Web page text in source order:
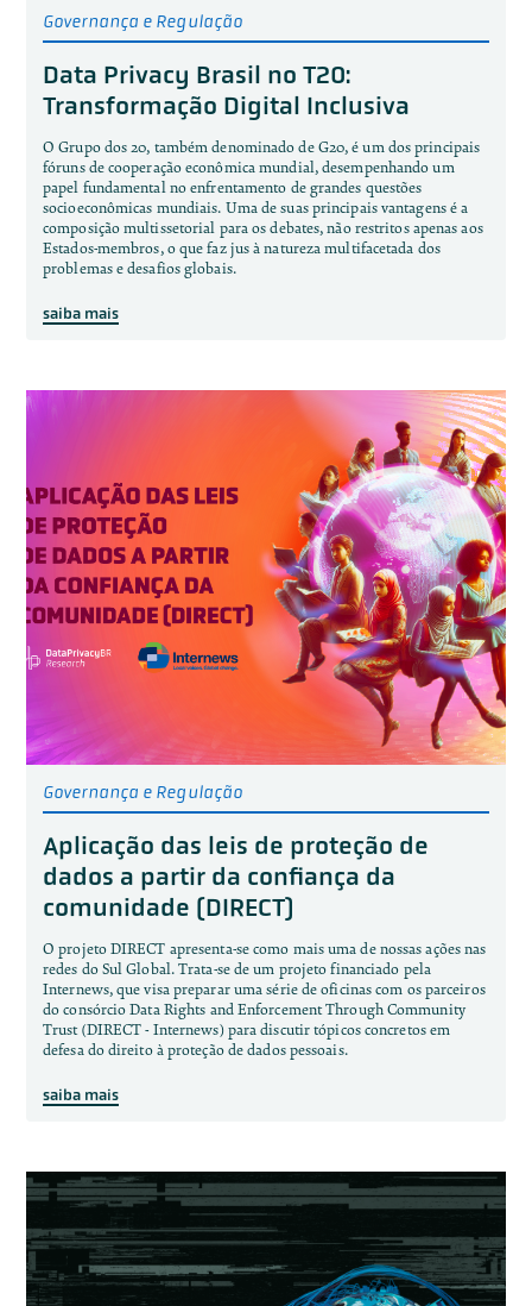
Governança e Regulação
Data Privacy Brasil no T20:
Transformação Digital Inclusiva
O Grupo dos 20, também denominado de G20, é um dos principais
fóruns de cooperação econômica mundial, desempenhando um
papel fundamental no enfrentamento de grandes questões
socioeconômicas mundiais. Uma de suas principais vantagens é a
composição multissetorial para os debates, não restritos apenas aos
Estados-membros, o que faz jus à natureza multifacetada dos
problemas e desafios globais.
saiba mais
Governança e Regulação
Aplicação das leis de proteção de
dados a partir da confiança da
comunidade (DIRECT)
O projeto DIRECT apresenta-se como mais uma de nossas ações nas
redes do Sul Global. Trata-se de um projeto financiado pela
Internews, que visa preparar uma série de oficinas com os parceiros
do consórcio Data Rights and Enforcement Through Community
Trust (DIRECT - Internews) para discutir tópicos concretos em
defesa do direito à proteção de dados pessoais.
saiba mais